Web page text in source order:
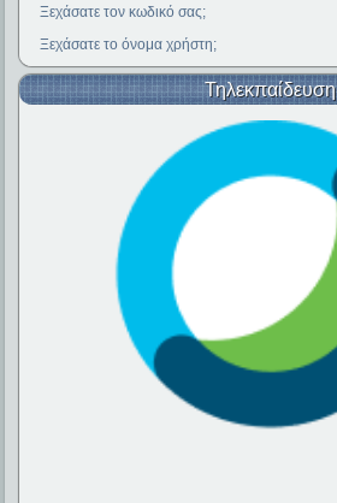
Ξεχάσατε τον κωδικό σας;
Ξεχάσατε το όνομα χρήστη;
Τηλεκπαίδευση